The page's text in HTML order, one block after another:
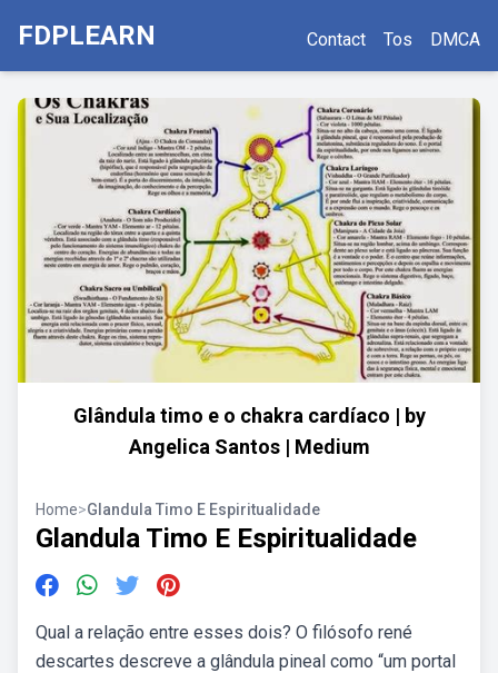
FDPLEARN Contact Tos DMCA
Glândula timo e o chakra cardíaco | by
Angelica Santos | Medium
Home>Glandula Timo E Espiritualidade
Glandula Timo E Espiritualidade
Qual a relação entre esses dois? O filósofo rené
descartes descreve a glândula pineal como “um portal